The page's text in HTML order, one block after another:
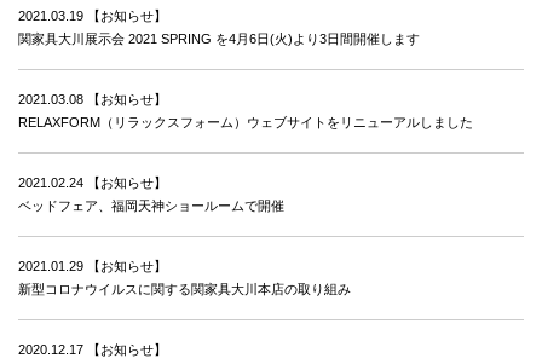
2021.03.19
【お知らせ】
関家具大川展示会 2021 SPRING を4月6日(火)より3日間開催します
2021.03.08
【お知らせ】
RELAXFORM（リラックスフォーム）ウェブサイトをリニューアルしました
2021.02.24
【お知らせ】
ベッドフェア、福岡天神ショールームで開催
2021.01.29
【お知らせ】
新型コロナウイルスに関する関家具大川本店の取り組み
2020.12.17 【お知らせ】